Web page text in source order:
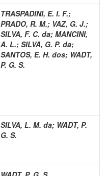
TRASPADINI, E. I. F.;
PRADO, R. M.; VAZ, G. J.;
SILVA, F. C. da; MANCINI,
A. L.; SILVA, G. P. da;
SANTOS, E. H. dos; WADT,
P. G. S.
SILVA, L. M. da; WADT, P.
G. S.